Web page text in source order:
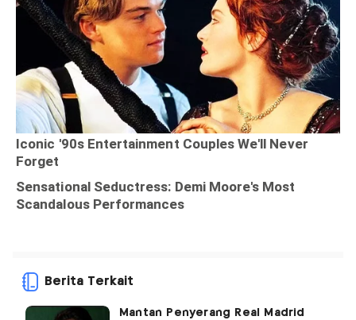
Berita Terkait
Mantan Penyerang Real Madrid